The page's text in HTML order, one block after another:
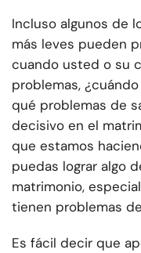
Incluso algunos de
más leves pueden
cuando usted o su
problemas,
qué problemas de
decisivo en el
que estamos
puedas lograr algo
matrimonio,
tienen problemas
Es fácil decir que